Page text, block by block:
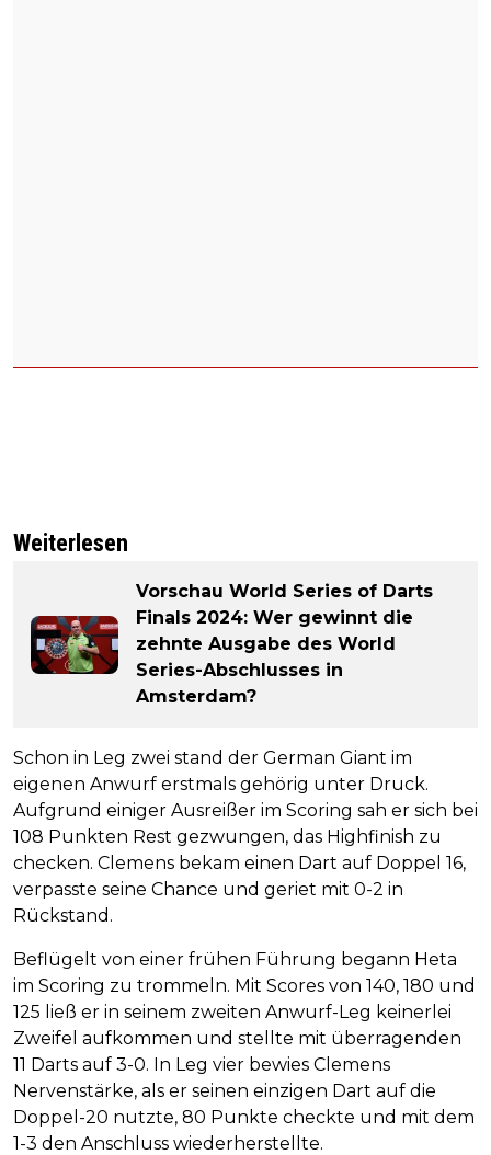
Weiterlesen
Vorschau World Series of Darts
Finals 2024: Wer gewinnt die
zehnte Ausgabe des World
Series-Abschlusses in
Amsterdam?
Schon in Leg zwei stand der German Giant im
eigenen Anwurf erstmals gehörig unter Druck.
Aufgrund einiger Ausreißer im Scoring sah er sich bei
108 Punkten Rest gezwungen, das Highfinish zu
checken. Clemens bekam einen Dart auf Doppel 16,
verpasste seine Chance und geriet mit 0-2 in
Rückstand.
Beflügelt von einer frühen Führung begann Heta
im Scoring zu trommeln. Mit Scores von 140, 180 und
125 ließ er in seinem zweiten Anwurf-Leg keinerlei
Zweifel aufkommen und stellte mit überragenden
11 Darts auf 3-0. In Leg vier bewies Clemens
Nervenstärke, als er seinen einzigen Dart auf die
Doppel-20 nutzte, 80 Punkte checkte und mit dem
1-3 den Anschluss wiederherstellte.